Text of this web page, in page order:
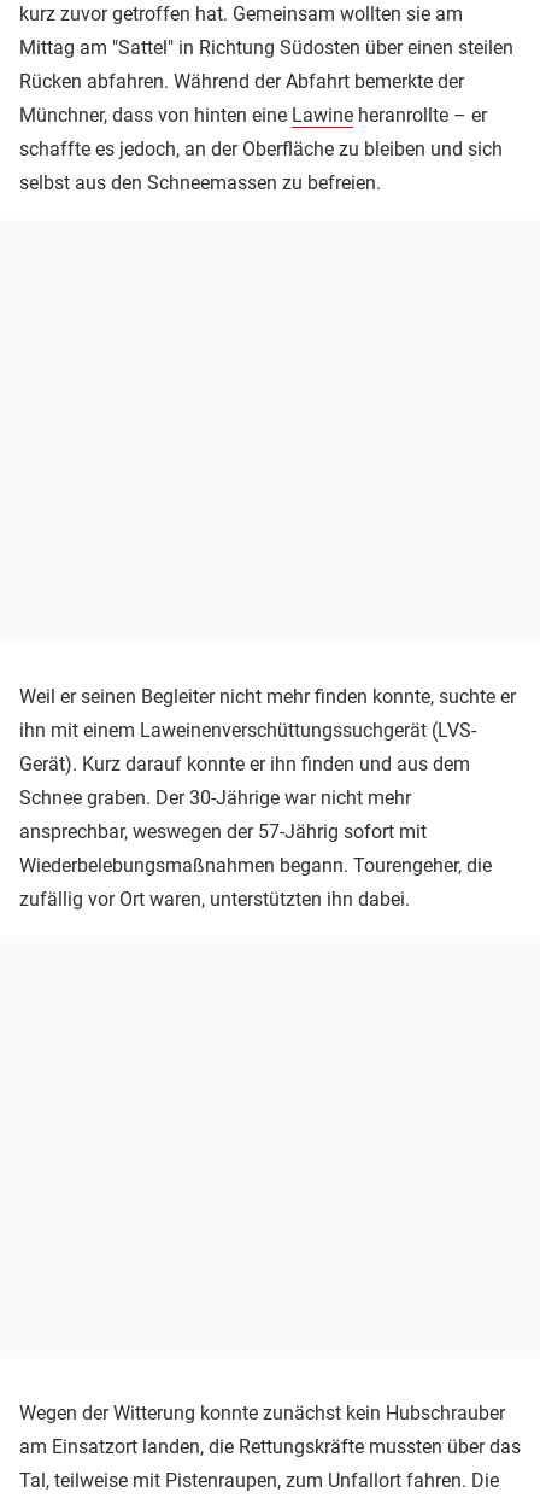
kurz zuvor getroffen hat. Gemeinsam wollten sie am
Mittag am "Sattel" in Richtung Südosten über einen steilen
Rücken abfahren. Während der Abfahrt bemerkte der
Münchner, dass von hinten eine Lawine heranrollte – er
schaffte es jedoch, an der Oberfläche zu bleiben und sich
selbst aus den Schneemassen zu befreien.
Weil er seinen Begleiter nicht mehr finden konnte, suchte er
ihn mit einem Laweinenverschüttungssuchgerät (LVS-
Gerät). Kurz darauf konnte er ihn finden und aus dem
Schnee graben. Der 30-Jährige war nicht mehr
ansprechbar, weswegen der 57-Jährig sofort mit
Wiederbelebungsmaßnahmen begann. Tourengeher, die
zufällig vor Ort waren, unterstützten ihn dabei.
Wegen der Witterung konnte zunächst kein Hubschrauber
am Einsatzort landen, die Rettungskräfte mussten über das
Tal, teilweise mit Pistenraupen, zum Unfallort fahren. Die